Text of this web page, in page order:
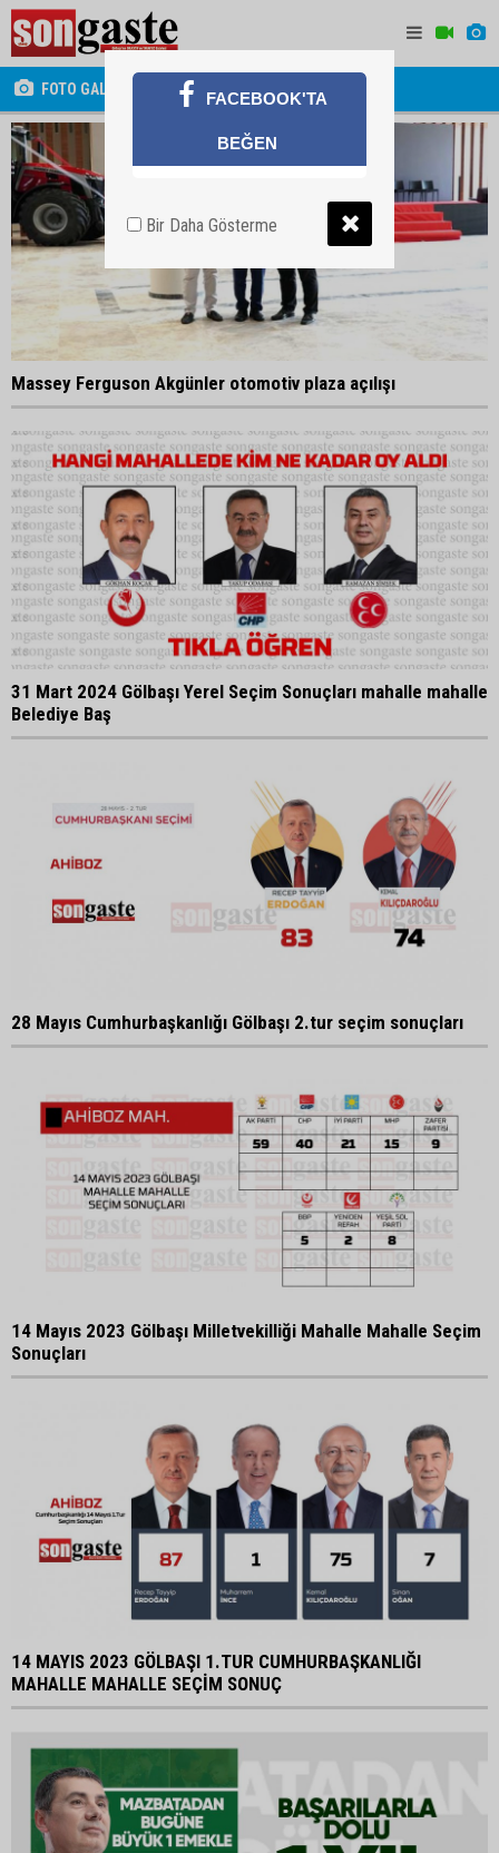
FOTO GALERİ
Massey Ferguson Akgünler otomotiv plaza açılışı
31 Mart 2024 Gölbaşı Yerel Seçim Sonuçları mahalle mahalle
Belediye Baş
28 Mayıs Cumhurbaşkanlığı Gölbaşı 2.tur seçim sonuçları
14 Mayıs 2023 Gölbaşı Milletvekilliği Mahalle Mahalle Seçim
Sonuçları
14 MAYIS 2023 GÖLBAŞI 1.TUR CUMHURBAŞKANLIĞI
MAHALLE MAHALLE SEÇİM SONUÇ
FACEBOOK'TA
BEĞEN
Bir Daha Gösterme